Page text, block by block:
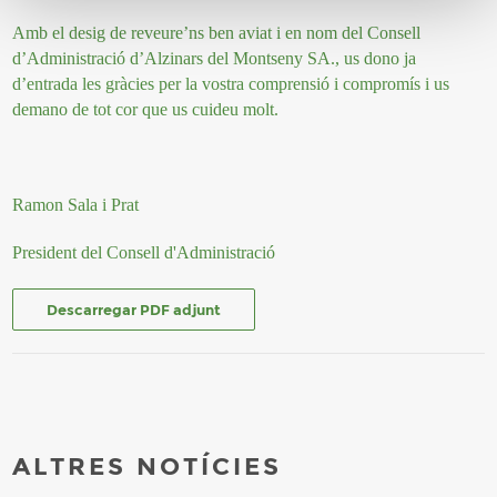
Amb el desig de reveure’ns ben aviat i en nom del Consell
d’Administració d’Alzinars del Montseny SA., us dono ja
d’entrada les gràcies per la vostra comprensió i compromís i us
demano de tot cor que us cuideu molt.
Ramon Sala i Prat
President del Consell d'Administració
Descarregar PDF adjunt
ALTRES NOTÍCIES